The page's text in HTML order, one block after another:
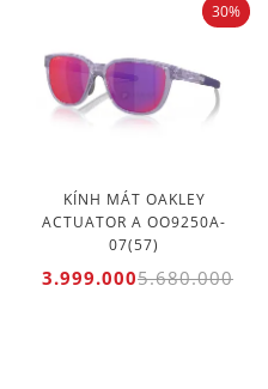
KÍNH MÁT OAKLEY
ACTUATOR A OO9250A-
07(57)
3.999.0005.680.000
30%